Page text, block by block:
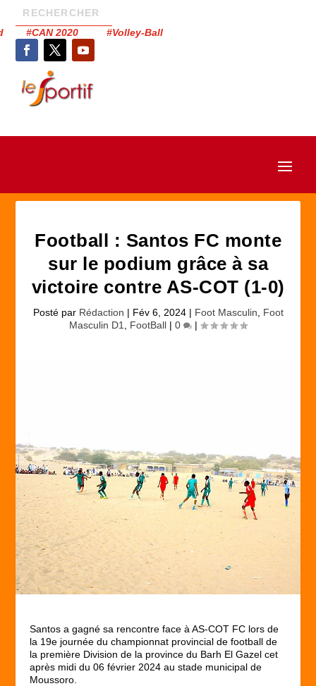
#CAN 2020 #Volley-Ball
Football : Santos FC monte
sur le podium grâce à sa
victoire contre AS-COT (1-0)
Posté par Rédaction | Fév 6, 2024| Foot Masculin
Foot
Masculin D1
FootBall | 0 |
Santos a gagné sa rencontre face à AS-COT FC lors de
la 19e journée du championnat provincial de football de
la première Division de la province du Barh El Gazel cet
après midi du 06 février 2024 au stade municipal de
Moussoro.